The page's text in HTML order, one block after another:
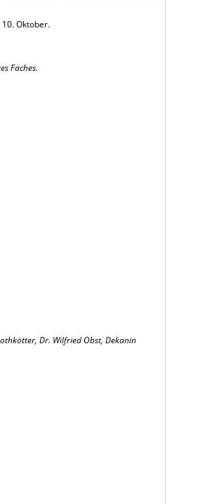
Oktober.
Faches.
Dr. Wilfried Obst, Dekanin